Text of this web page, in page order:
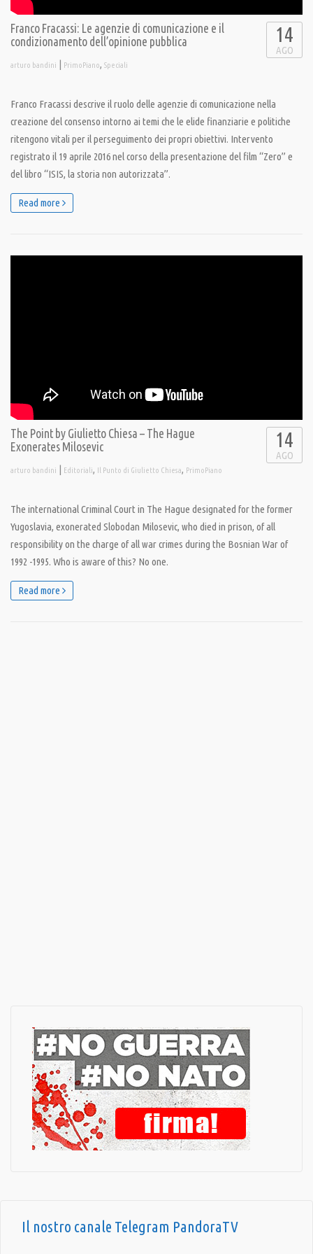
Franco Fracassi: Le agenzie di comunicazione e il
condizionamento dell’opinione pubblica
arturo bandini | PrimoPiano, Speciali
14
AGO
Franco Fracassi descrive il ruolo delle agenzie di comunicazione nella
creazione del consenso intorno ai temi che le elide finanziarie e politiche
ritengono vitali per il perseguimento dei propri obiettivi. Intervento
registrato il 19 aprile 2016 nel corso della presentazione del film “Zero” e
del libro “ISIS, la storia non autorizzata”.
Read more
The Point by Giulietto Chiesa – The Hague
Exonerates Milosevic
arturo bandini | Editoriali, Il Punto di Giulietto Chiesa, PrimoPiano
14
AGO
The international Criminal Court in The Hague designated for the former
Yugoslavia, exonerated Slobodan Milosevic, who died in prison, of all
responsibility on the charge of all war crimes during the Bosnian War of
1992 -1995. Who is aware of this? No one.
Read more
Il nostro canale Telegram PandoraTV